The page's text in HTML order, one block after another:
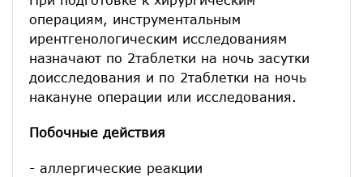
операциям, инструментальным
ирентгенологическим исследованиям
назначают по 2таблетки на ночь засутки
доисследования и по 2таблетки на ночь
накануне операции или исследования.
Побочные действия
- аллергические реакции